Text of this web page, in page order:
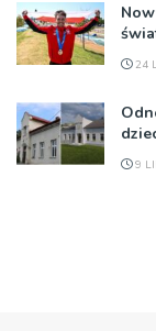
24
9